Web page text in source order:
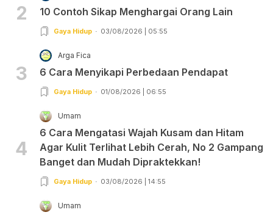
2 10 Contoh Sikap Menghargai Orang Lain
Gaya Hidup 03/08/2026 | 05:55
3
Arga Fica
6 Cara Menyikapi Perbedaan Pendapat
Gaya Hidup 01/08/2026 | 06:55
4
Umam
6 Cara Mengatasi Wajah Kusam dan Hitam
Agar Kulit Terlihat Lebih Cerah, No 2 Gampang
Banget dan Mudah Dipraktekkan!
Gaya Hidup 03/08/2026 | 14:55
Umam